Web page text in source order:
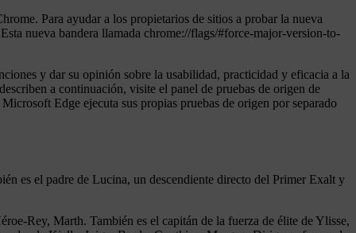
Para ayudar a los propietarios de sitios a probar la nueva
nueva bandera llamada chrome://flags/#force-major-version-to-
y dar su opinión sobre la usabilidad, practicidad y eficacia a la
a continuación, visite el panel de pruebas de origen de
Edge ejecuta sus propias pruebas de origen por separado
es el padre de Lucina, un descendiente directo del Primer Exalt y
Rey, Marth. También es el capitán de la fuerza de élite de Ylisse,